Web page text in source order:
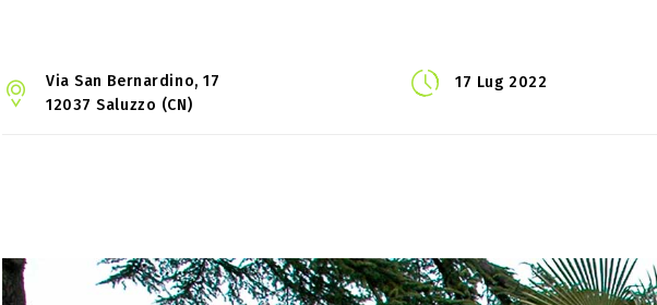
Via San Bernardino, 17
12037 Saluzzo (CN)
17 Lug 2022